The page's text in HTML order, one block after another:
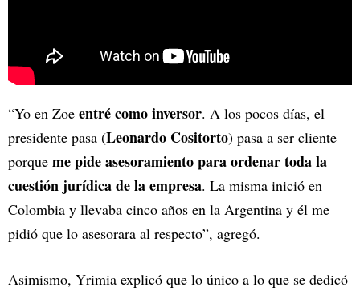
“Yo en Zoe entré como inversor. A los pocos días, el
presidente pasa (Leonardo Cositorto) pasa a ser cliente
porque me pide asesoramiento para ordenar toda la
cuestión jurídica de la empresa. La misma inició en
Colombia y llevaba cinco años en la Argentina y él me
pidió que lo asesorara al respecto”, agregó.
Asimismo, Yrimia explicó que lo único a lo que se dedicó